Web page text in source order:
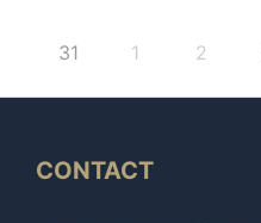
31 1 2
CONTACT